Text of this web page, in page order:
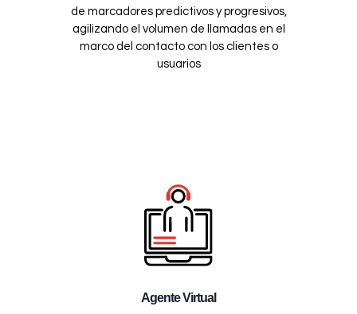
de marcadores predictivos y progresivos,
agilizando el volumen de llamadas en el
marco del contacto con los clientes o
usuarios
Agente Virtual